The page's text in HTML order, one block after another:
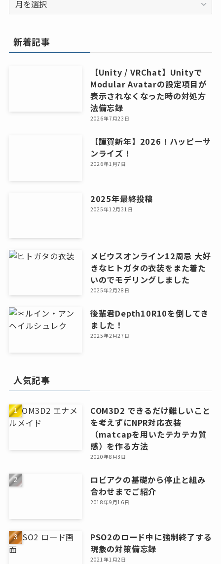
ー
イ
ブ
新着記事
【Unity / VRChat】Unityで
Modular Avatarの設定項目が
表示されなくなった時の対処方
法備忘録
2026年7月23日
【謹賀新年】2026！ハッピーサ
ンライズ！
2026年1月7日
2025年最終投稿
2025年12月31日
メビウスオンライン12周忌 大好
きなヒトガタの衣装をまた着た
いのでモデリングしました
2025年2月28日
後輩君Depth10R10を倒してき
ました！
2025年2月27日
人気記事
COM3D2 できるだけ難しいこと
を考えずにNPR対応衣装
（matcapを用いたテカテカ質
感）を作る方法
2020年8月3日
ロビアクの基礎から停止と組み
合わせまでご紹介
2018年9月16日
PSO2のロード中に強制終了する
現象の対策備忘録
2021年1月2日